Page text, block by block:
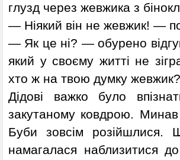
глузд через жевжика з
— Ніякий він не жевжик! —
— Як це ні? — обурено
який у своєму житті не
хто ж на твою думку жевжик?
Дідові важко було
закутаному ковдрою.
Буби зовсім розійшлися.
намагалася наблизитися